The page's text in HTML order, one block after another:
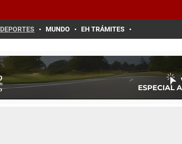
DEPORTES MUNDO EH TRÁMITES